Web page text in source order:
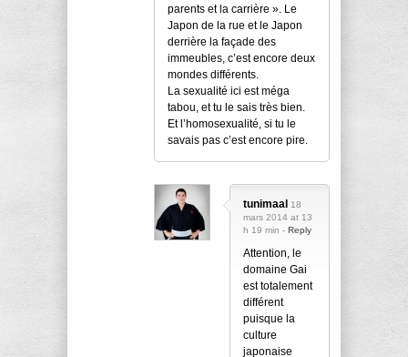
parents et la carrière ». Le
Japon de la rue et le Japon
derrière la façade des
immeubles, c’est encore deux
mondes différents.
La sexualité ici est méga
tabou, et tu le sais très bien.
Et l’homosexualité, si tu le
savais pas c’est encore pire.
tunimaal 18
mars 2014 at 13
h 19 min - Reply
Attention, le
domaine Gai
est totalement
différent
puisque la
culture
japonaise